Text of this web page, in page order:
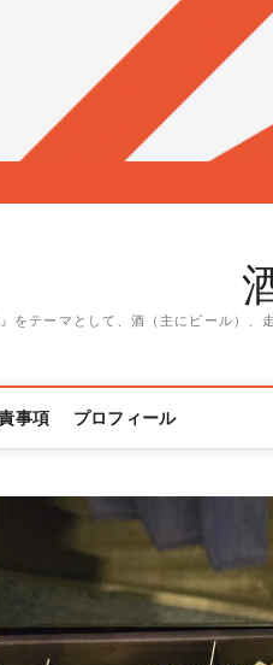
をテーマとして、酒（主にビール）
事項 プロフィール